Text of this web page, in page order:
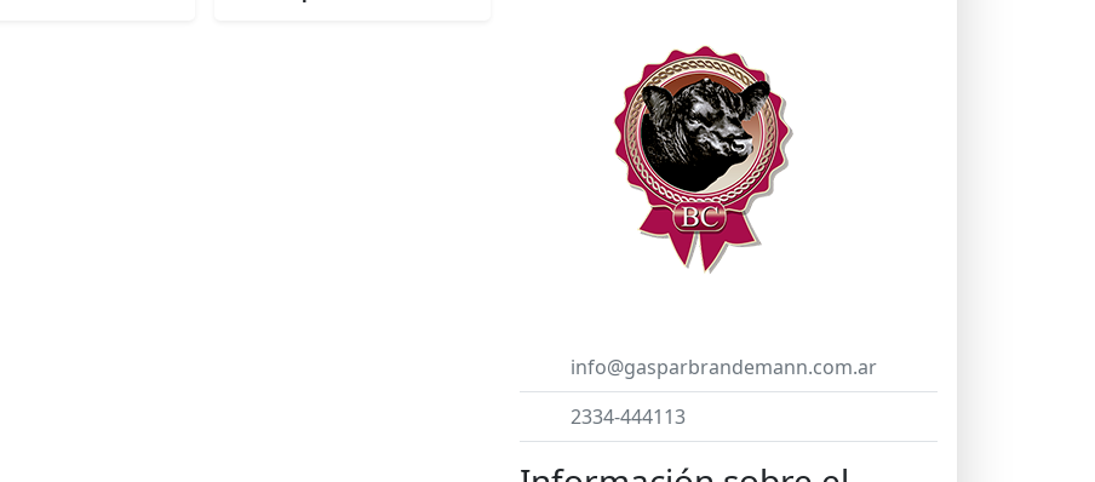
info@gasparbrandemann.com.ar
2334-444113